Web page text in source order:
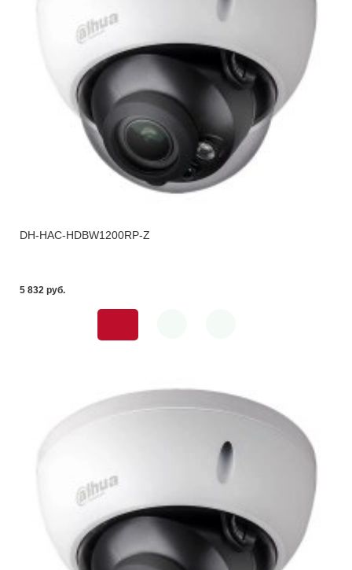
DH-HAC-HDBW1200RP-Z
5 832 pуб.